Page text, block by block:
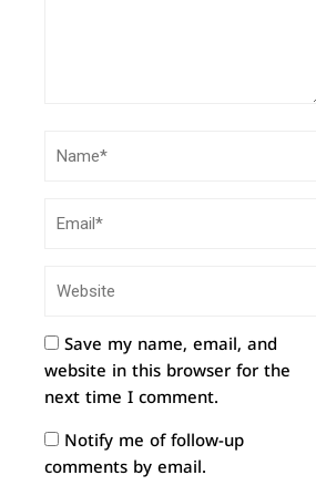
Save my name, email, and
website in this browser for the
next time I comment.
Notify me of follow-up
comments by email.